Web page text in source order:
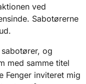
ved
Sabotørerne
og
med samme titel
Fenger inviteret mig